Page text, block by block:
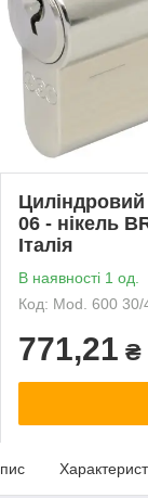
06 - нікель
Італія
В наявності 1 од.
Код: Mod. 600 30/
771,21 ₴